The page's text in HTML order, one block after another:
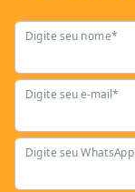
Digite seu nome*
Digite seu e-mail*
Digite seu WhatsApp